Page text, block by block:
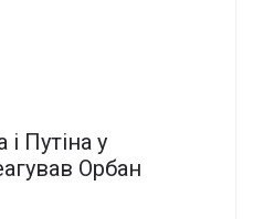
Путіна у
Орбан